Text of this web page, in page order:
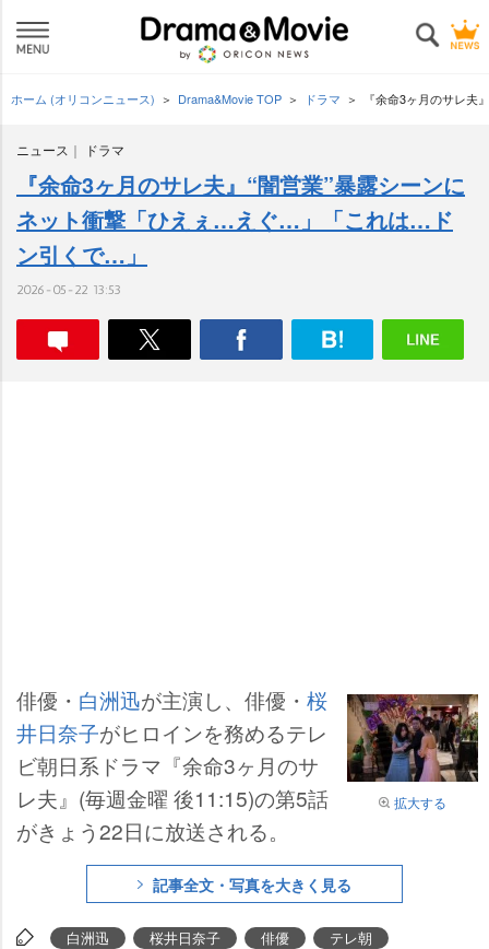
ホーム (オリコンニュース) Drama&Movie TOP ドラマ 『余命3ヶ月のサレ
ニュース ドラマ
『余命3ヶ月のサレ夫』“闇営業”暴露シーンに
ネット衝撃「ひえぇ…えぐ…」「これは…ド
ン引くで…」
2026-05-22 13:53
拡大する
俳優・ 白洲迅が主演し、俳優・ 桜
井日奈子がヒロインを務めるテレ
ビ朝日系ドラマ『余命3ヶ月のサ
レ夫』(毎週金曜 後11:15)の第5話
がきょう22日に放送される。
記事全文・写真を大きく見る
白洲迅 桜井日奈子 俳優
テレ朝